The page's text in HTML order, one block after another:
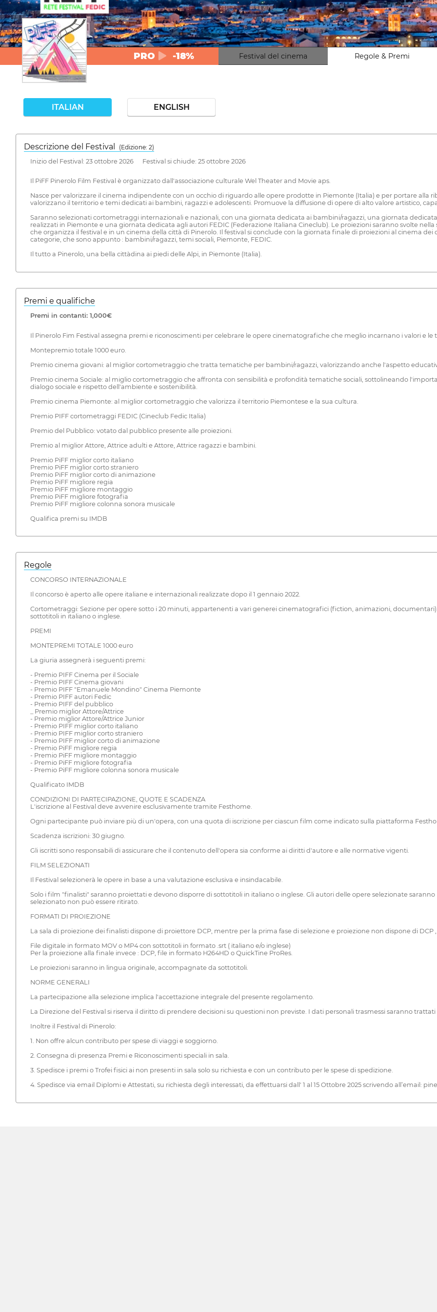
PRO -18% Festival del cinema Regole & Premi
ITALIAN ENGLISH
Descrizione del Festival
( Edizione: 2)
Inizio del Festival: 23 ottobre 2026 Festival si chiude: 25 ottobre 2026
Il PiFF Pinerolo Film Festival è organizzato dall'associazione culturale Wel Theater and Movie aps.
Nasce per valorizzare il cinema indipendente con un occhio di riguardo alle opere prodotte in Piemonte (Italia) e per portare alla
valorizzano il territorio e temi dedicati ai bambini, ragazzi e adolescenti. Promuove la diffusione di opere di alto valore artistico,
Saranno selezionati cortometraggi internazionali e nazionali, con una giornata dedicata ai bambini/ragazzi, una giornata
realizzati in Piemonte e una giornata dedicata agli autori FEDIC (Federazione Italiana Cineclub). Le proiezioni saranno svolte
che organizza il festival e in un cinema della città di Pinerolo. Il festival si conclude con la giornata finale di proiezioni al cinema
categorie, che sono appunto : bambini/ragazzi, temi sociali, Piemonte, FEDIC.
Il tutto a Pinerolo, una bella cittàdina ai piedi delle Alpi, in Piemonte (Italia).
Premi e qualifiche
Premi in contanti: 1,000€
Il Pinerolo Fim Festival assegna premi e riconoscimenti per celebrare le opere cinematografiche che meglio incarnano i valori e le
Montepremio totale 1000 euro.
Premio cinema giovani: al miglior cortometraggio che tratta tematiche per bambini/ragazzi, valorizzando anche l'aspetto
Premio cinema Sociale: al miglio cortometraggio che affronta con sensibilità e profondità tematiche sociali, sottolineando
dialogo sociale e rispetto dell'ambiente e sostenibilità.
Premio cinema Piemonte: al miglior cortometraggio che valorizza il territorio Piemontese e la sua cultura.
Premio PIFF cortometraggi FEDIC (Cineclub Fedic Italia)
Premio del Pubblico: votato dal pubblico presente alle proiezioni.
Premio al miglior Attore, Attrice adulti e Attore, Attrice ragazzi e bambini.
Premio PiFF miglior corto italiano
Premio PiFF miglior corto straniero
Premio PiFF miglior corto di animazione
Premio PiFF migliore regia
Premio PiFF migliore montaggio
Premio PiFF migliore fotografia
Premio PiFF migliore colonna sonora musicale
Qualifica premi su IMDB
Regole
CONCORSO INTERNAZIONALE
Il concorso è aperto alle opere italiane e internazionali realizzate dopo il 1 gennaio 2022.
Cortometraggi: Sezione per opere sotto i 20 minuti, appartenenti a vari generei cinematografici (fiction, animazioni,
sottotitoli in italiano o inglese.
PREMI
MONTEPREMI TOTALE 1000 euro
La giuria assegnerà i seguenti premi:
- Premio PIFF Cinema per il Sociale
- Premio PIFF Cinema giovani
- Premio PIFF "Emanuele Mondino" Cinema Piemonte
- Premio PIFF autori Fedic
- Premio PIFF del pubblico
_ Premio miglior Attore/Attrice
- Premio miglior Attore/Attrice Junior
- Premio PIFF miglior corto italiano
- Premio PIFF miglior corto straniero
- Premio PIFF miglior corto di animazione
- Premio PiFF migliore regia
- Premio PiFF migliore montaggio
- Premio PiFF migliore fotografia
- Premio PiFF migliore colonna sonora musicale
Qualificato IMDB
CONDIZIONI DI PARTECIPAZIONE, QUOTE E SCADENZA
L'iscrizione al Festival deve avvenire esclusivamente tramite Festhome.
Ogni partecipante può inviare più di un'opera, con una quota di iscrizione per ciascun film come indicato sulla piattaforma
Scadenza iscrizioni: 30 giugno.
Gli iscritti sono responsabili di assicurare che il contenuto dell'opera sia conforme ai diritti d'autore e alle normative vigenti.
FILM SELEZIONATI
Il Festival selezionerà le opere in base a una valutazione esclusiva e insindacabile.
Solo i film "finalisti" saranno proiettati e devono disporre di sottotitoli in italiano o inglese. Gli autori delle opere selezionate
selezionato non può essere ritirato.
FORMATI DI PROIEZIONE
La sala di proiezione dei finalisti dispone di proiettore DCP, mentre per la prima fase di selezione e proiezione non dispone di
File digitale in formato MOV o MP4 con sottotitoli in formato .srt ( italiano e/o inglese)
Per la proiezione alla finale invece : DCP, file in formato H264HD o QuickTine ProRes.
Le proiezioni saranno in lingua originale, accompagnate da sottotitoli.
NORME GENERALI
La partecipazione alla selezione implica l'accettazione integrale del presente regolamento.
La Direzione del Festival si riserva il diritto di prendere decisioni su questioni non previste. I dati personali trasmessi saranno
Inoltre il Festival di Pinerolo:
1. Non offre alcun contributo per spese di viaggi e soggiorno.
2. Consegna di presenza Premi e Riconoscimenti speciali in sala.
3. Spedisce i premi o Trofei fisici ai non presenti in sala solo su richiesta e con un contributo per le spese di spedizione.
4. Spedisce via email Diplomi e Attestati, su richiesta degli interessati, da effettuarsi dall' 1 al 15 Ottobre 2025 scrivendo all’email: